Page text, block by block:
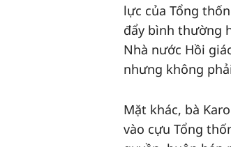
lực của Tổng
đẩy bình thường
Nhà nước Hồi
nhưng không
Mặt khác, bà
vào cựu Tổng